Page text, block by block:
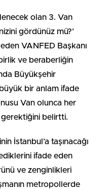
olan 3. Van
gördünüz mü?’
eden VANFED Başkanı
ve beraberliğin
Büyükşehir
bir anlam ifade
Van olunca her
gerektiğini belirtti.
İstanbul’a taşınacağı
ifade eden
ve zenginlikleri
metropollerde